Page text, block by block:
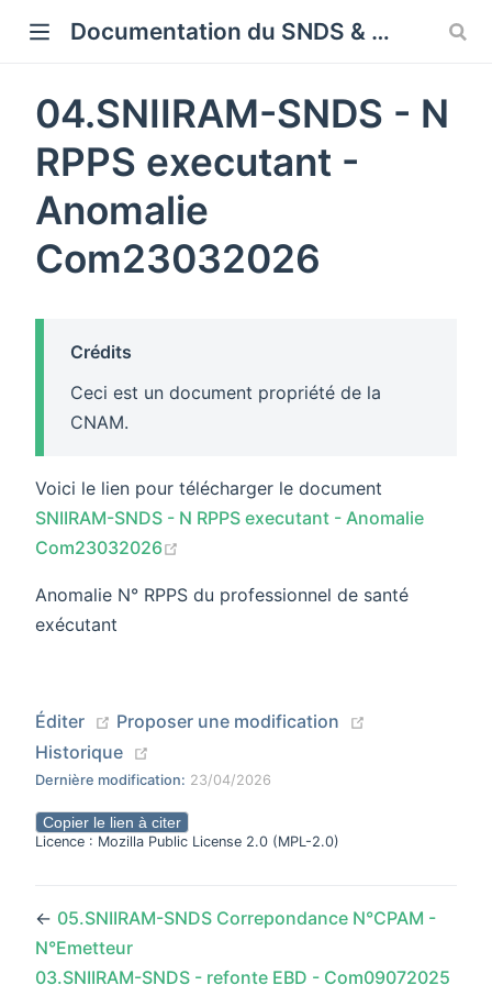
Documentation du SNDS & SNDS OMOP
04.SNIIRAM-SNDS - N
RPPS executant -
Anomalie
Com23032026
Crédits
Ceci est un document propriété de la
CNAM.
Voici le lien pour télécharger le document
SNIIRAM-SNDS - N RPPS executant - Anomalie
Com23032026
Anomalie N° RPPS du professionnel de santé
exécutant
Éditer (opens new window)
Proposer une modification
Historique
Dernière modification: 23/04/2026
Copier le lien à citer
Licence : Mozilla Public License 2.0 (MPL-2.0)
← 05.SNIIRAM-SNDS Correpondance N°CPAM -
N°Emetteur
03.SNIIRAM-SNDS - refonte EBD - Com09072025